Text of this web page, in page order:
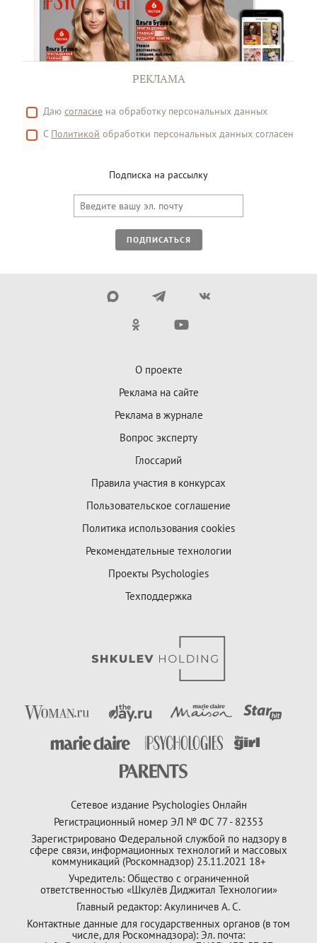
РЕКЛАМА
Даю согласие на обработку персональных данных
С Политикой обработки персональных данных согласен
Подписка на рассылку
ПОДПИСАТЬСЯ
О проекте
Реклама на сайте
Реклама в журнале
Вопрос эксперту
Глоссарий
Правила участия в конкурсах
Пользовательское соглашение
Политика использования cookies
Рекомендательные технологии
Проекты Psychologies
Техподдержка
Сетевое издание Psychologies Онлайн
Регистрационный номер ЭЛ № ФС 77 - 82353
Зарегистрировано Федеральной службой по надзору в
сфере связи, информационных технологий и массовых
коммуникаций (Роскомнадзор) 23.11.2021 18+
Учредитель: Общество с ограниченной
ответственностью «Шкулёв Диджитал Технологии»
Главный редактор: Акулиничев А. С.
Контактные данные для государственных органов (в том
числе, для Роскомнадзора): Эл. почта: